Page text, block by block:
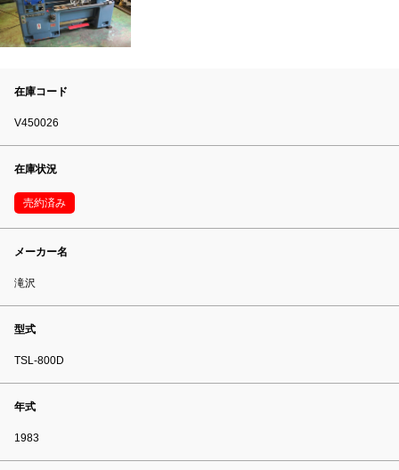
在庫コード
V450026
在庫状況
売約済み
メーカー名
滝沢
型式
TSL-800D
年式
1983